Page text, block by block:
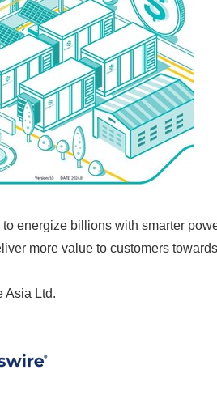
energize billions with smarter
more value to customers
Asia Ltd.
Japanese